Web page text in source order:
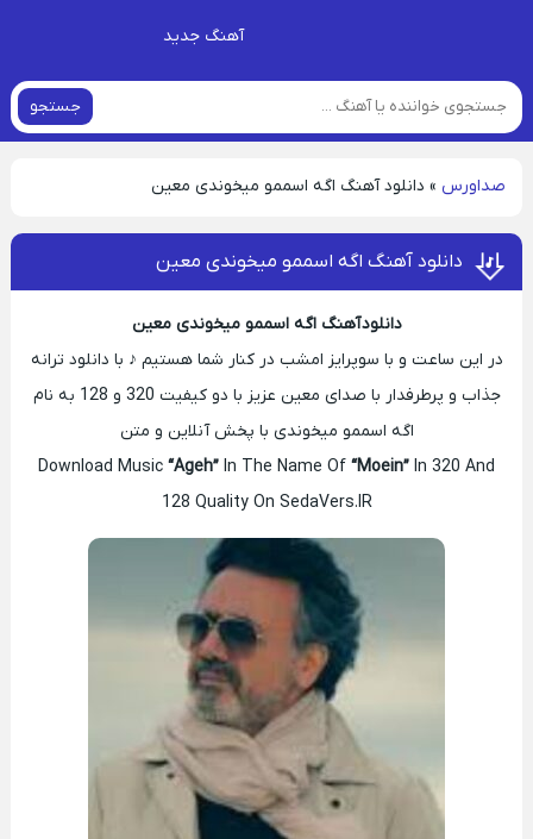
آهنگ جدید
جستجو
صداورس » دانلود آهنگ اگه اسممو میخوندی معین
دانلود آهنگ اگه اسممو میخوندی معین
دانلود آهنگ اگه اسممو میخوندی معین
در این ساعت و با سوپرایز امشب در کنار شما هستیم ♪ با دانلود ترانه
جذاب و پرطرفدار با صدای معین عزیز با دو کیفیت 320 و 128 به نام
اگه اسممو میخوندی با پخش آنلاین و متن
Download Music “Ageh” In The Name Of “Moein” In 320 And
128 Quality On SedaVers.IR